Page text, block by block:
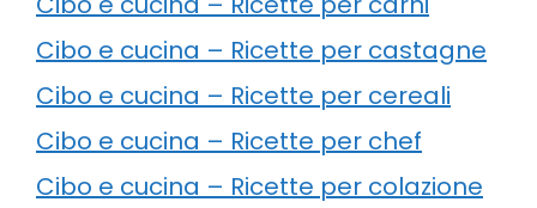
Cibo e cucina – Ricette per castagne
Cibo e cucina – Ricette per cereali
Cibo e cucina – Ricette per chef
Cibo e cucina – Ricette per colazione